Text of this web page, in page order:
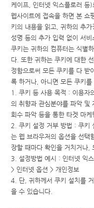
케이프, 인터넷 익스플로러 등
웹사이트에 접속을 하면 본 쇼
키의 내용을 읽고, 귀하의 추
성명 등의 추가 입력 없이 서비
쿠키는 귀하의 컴퓨터는 식별
다. 또한 귀하는 쿠키에 대한
정함으로써 모든 쿠키를 다 받
록 하거나, 아니면 모든 쿠키
1. 쿠키 등 사용 목적 : 이용자
의 취향과 관심분야를 파악 및
회수 파악 등을 통한 타겟 마
2. 쿠키 설정 거부 방법 : 쿠키
는 웹 브라우저의 옵션을 선택
장할 때마다 확인을 거치거나,
3. 설정방법 예시 : 인터넷 익
> 인터넷 옵션 > 개인정보
4. 단, 귀하께서 쿠키 설치를
을 수 있습니다.